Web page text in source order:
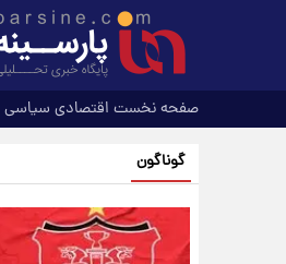
صفحه نخست اقتصادی سیاسی
گوناگون